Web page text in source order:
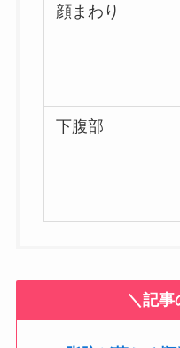
顔まわり
下腹部
＼記事